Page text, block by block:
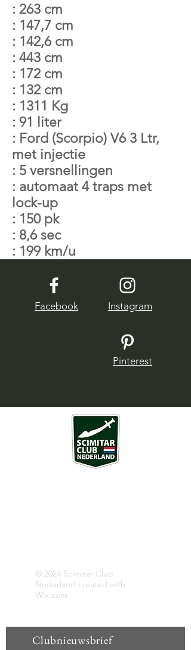
: 263 cm
: 147,7 cm
: 142,6 cm
: 443 cm
: 172 cm
: 132 cm
: 1311 Kg
: 91 liter
: Ford (Scorpio) V6 3 Ltr,
met injectie
: 5 versnellingen
: automaat 4 traps met
lock-up
: 150 pk
: 8,6 sec
: 199 km/u
Facebook Instagram
Pinterest
© 2024 Scimitar Club
Nederland created with
Wix.com
Clubnieuwsbrief